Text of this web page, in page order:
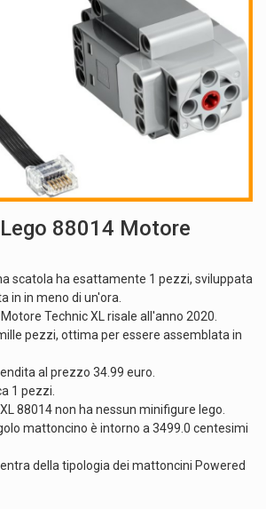
88014 Motore
scatola ha esattamente 1 pezzi, sviluppata
in in meno di un'ora.
Motore Technic XL risale all'anno 2020.
pezzi, ottima per essere assemblata in
al prezzo 34.99 euro.
1 pezzi.
88014 non ha nessun minifigure lego.
mattoncino è intorno a 3499.0 centesimi
della tipologia dei mattoncini Powered